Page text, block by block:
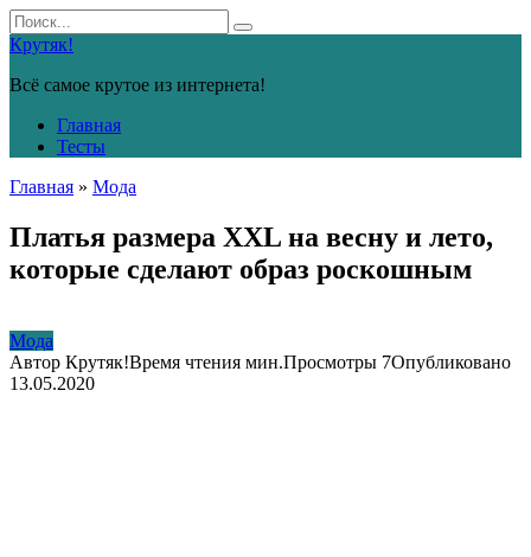
Перейти
к
контенту
Search
for:
Крутяк!
Всё самое крутое из интернета!
Главная
Тесты
Главная » Мода
Платья размера XXL на весну и лето,
которые сделают образ роскошным
Мода
Автор Крутяк!Время чтения мин.Просмотры 7Опубликовано
13.05.2020